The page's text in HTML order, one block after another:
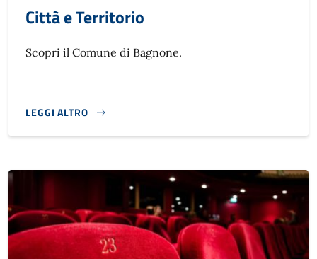
Città e Territorio
Scopri il Comune di Bagnone.
LEGGI ALTRO
CITTÀ E TERRITORIO}